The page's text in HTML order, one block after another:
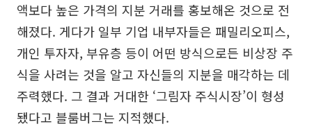
액보다 높은 가격의 지분 거래를 홍보해온 것으로 전
해졌다. 게다가 일부 기업 내부자들은 패밀리오피스,
개인 투자자, 부유층 등이 어떤 방식으로든 비상장 주
식을 사려는 것을 알고 자신들의 지분을 매각하는 데
주력했다. 그 결과 거대한 ‘그림자 주식시장’이 형성
됐다고 블룸버그는 지적했다.